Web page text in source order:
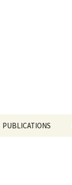
PUBLICATIONS